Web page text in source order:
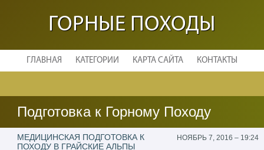
ГОРНЫЕ ПОХОДЫ
ГЛАВНАЯ КАТЕГОРИИ КАРТА САЙТА КОНТАКТЫ
Подготовка к Горному Походу
МЕДИЦИНСКАЯ ПОДГОТОВКА К
ПОХОДУ В ГРАЙСКИЕ АЛЬПЫ
НОЯБРЬ 7, 2016 – 19:24